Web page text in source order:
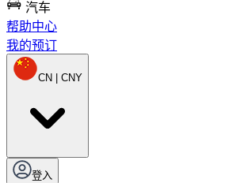
汽车
帮助中心
我的预订
CN | CNY
登入